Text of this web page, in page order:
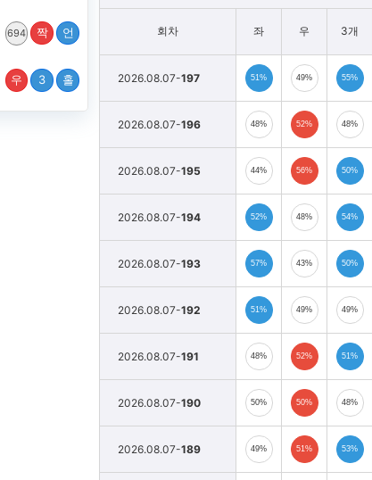
694 짝 언
우 3 홀
회차 좌 우 3개
2026.08.07-197 51% 49% 55%
2026.08.07-196 48% 52% 48%
2026.08.07-195 44% 56% 50%
2026.08.07-194 52% 48% 54%
2026.08.07-193 57% 43% 50%
2026.08.07-192 51% 49% 49%
2026.08.07-191 48% 52% 51%
2026.08.07-190 50% 50% 48%
2026.08.07-189 49% 51% 53%